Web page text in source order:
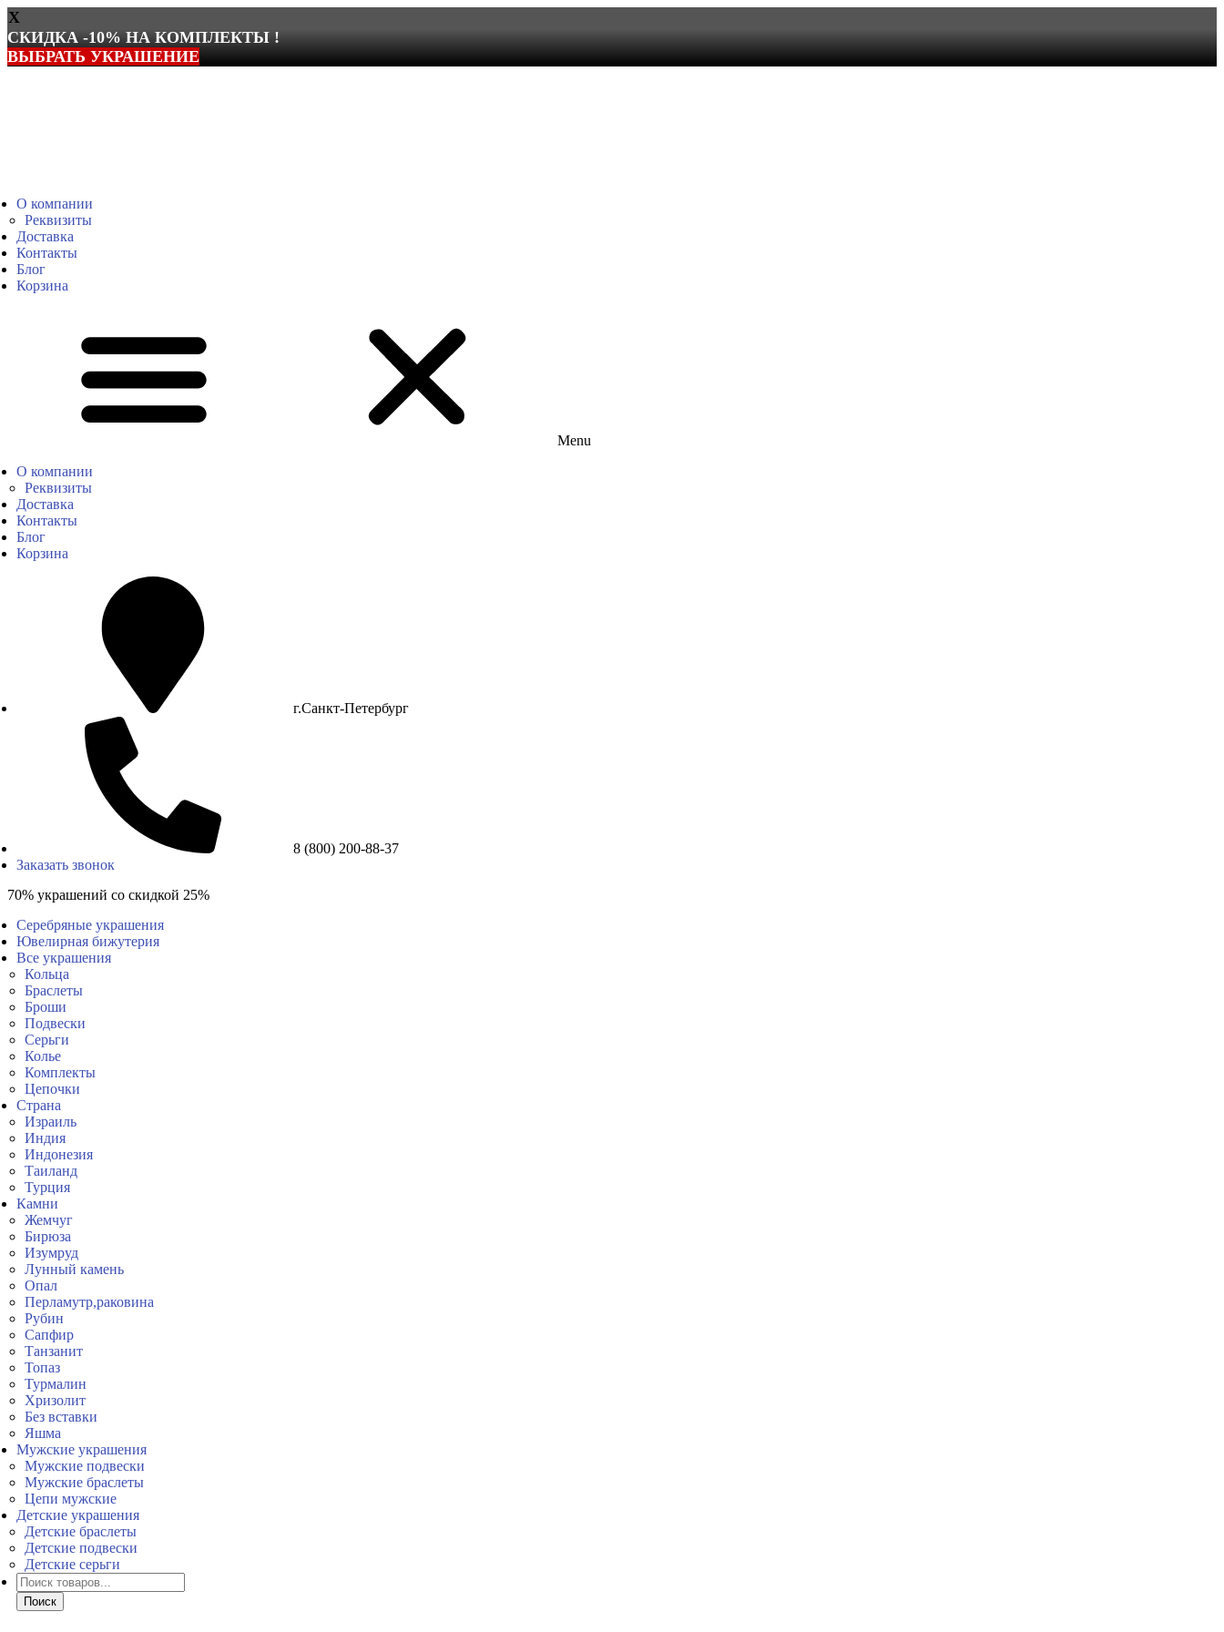
X
СКИДКА -10% НА КОМПЛЕКТЫ !
ВЫБРАТЬ УКРАШЕНИЕ
О компании
Реквизиты
Доставка
Контакты
Блог
Корзина
Menu
О компании
Реквизиты
Доставка
Контакты
Блог
Корзина
г.Санкт-Петербург
8 (800) 200-88-37
Заказать звонок
70% украшений со скидкой 25%
Серебряные украшения
Ювелирная бижутерия
Все украшения
Кольца
Браслеты
Броши
Подвески
Серьги
Колье
Комплекты
Цепочки
Страна
Израиль
Индия
Индонезия
Таиланд
Турция
Камни
Жемчуг
Бирюза
Изумруд
Лунный камень
Опал
Перламутр,раковина
Рубин
Сапфир
Танзанит
Топаз
Турмалин
Хризолит
Без вставки
Яшма
Мужские украшения
Мужские подвески
Мужские браслеты
Цепи мужские
Детские украшения
Детские браслеты
Детские подвески
Детские серьги
Поиск
товаров
Поиск